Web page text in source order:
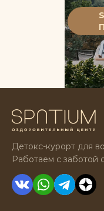
Детокс-курорт для
Работаем с заботой